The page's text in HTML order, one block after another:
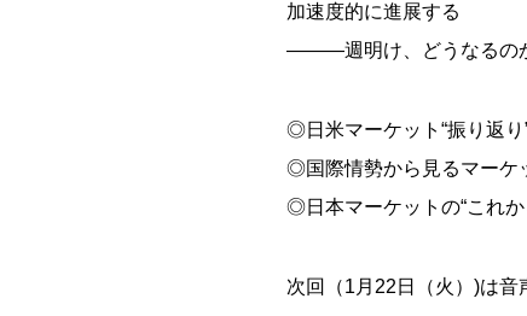
加速度的に進展する
―――週明け、どうなるの
◎日米マーケット“振り返
◎国際情勢から見るマーケ
◎日本マーケットの“これ
次回（1月22日（火）)は音